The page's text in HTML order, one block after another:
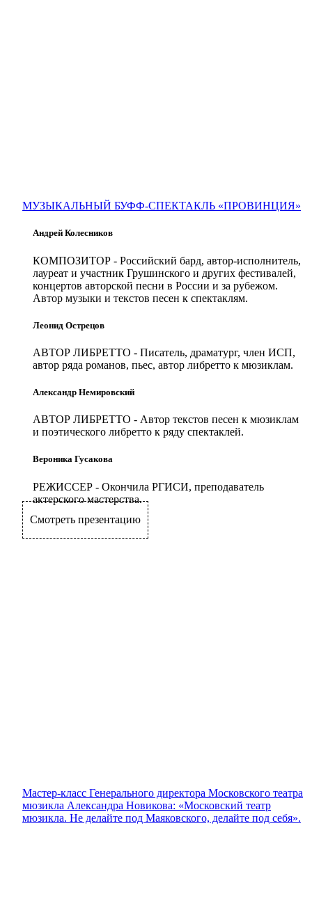
МУЗЫКАЛЬНЫЙ БУФФ-СПЕКТАКЛЬ «ПРОВИНЦИЯ»
Андрей Колесников
КОМПОЗИТОР - Российский бард, автор-исполнитель,
лауреат и участник Грушинского и других фестивалей,
концертов авторской песни в России и за рубежом.
Автор музыки и текстов песен к спектаклям.
Леонид Острецов
АВТОР ЛИБРЕТТО - Писатель, драматург, член ИСП,
автор ряда романов, пьес, автор либретто к мюзиклам.
Александр Немировский
АВТОР ЛИБРЕТТО - Автор текстов песен к мюзиклам
и поэтического либретто к ряду спектаклей.
Вероника Гусакова
РЕЖИССЕР - Окончила РГИСИ, преподаватель
актерского мастерства.
Смотреть презентацию
Мастер-класс Генерального директора Московского театра
мюзикла Александра Новикова: «Московский театр
мюзикла. Не делайте под Маяковского, делайте под себя».